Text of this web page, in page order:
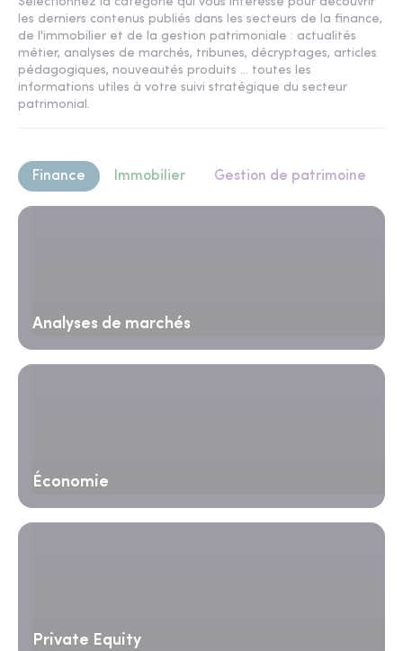
les derniers contenus publiés dans les secteurs de la finance,
de l'immobilier et de la gestion patrimoniale : actualités
métier, analyses de marchés, tribunes, décryptages, articles
pédagogiques, nouveautés produits ... toutes les
informations utiles à votre suivi stratégique du secteur
patrimonial.
Finance Immobilier Gestion de patrimoine
Analyses de marchés
Économie
Private Equity